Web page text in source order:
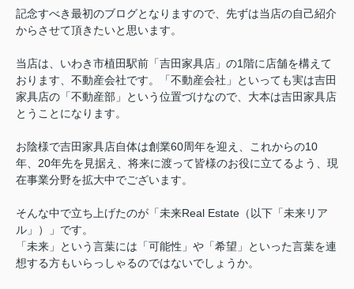
記念すべき最初のブログとなりますので、先ずは当店の自己紹介
からさせて頂きたいと思います。
当店は、いわき市植田駅前「吉田家具店」の1階に店舗を構えて
おります、不動産会社です。「不動産会社」といっても実は吉田
家具店の「不動産部」という位置づけなので、大本は吉田家具店
とうことになります。
お陰様で吉田家具店自体は創業60周年を迎え、これからの10
年、20年先を見据え、将来に渡って皆様のお役に立てるよう、現
在事業分野を拡大中でございます。
そんな中で立ち上げたのが「未来Real Estate（以下「未来リア
ル」）」です。
「未来」という言葉には「可能性」や「希望」といった言葉を連
想する方もいらっしゃるのではないでしょうか。